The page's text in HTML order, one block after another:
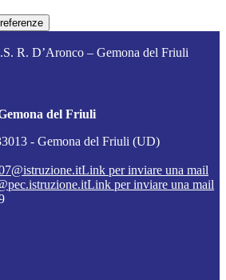
R. D’Aronco – Gemona del Friuli
del Friuli
- Gemona del Friuli (UD)
Link per inviare una mail
Link per inviare una mail